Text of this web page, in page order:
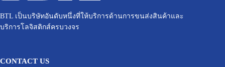
BTL เป็นบริษัทอันดับหนึ่งที่ให้บริการด้านการขนส่งสินค้าและ
บริการโลจิสติกส์ครบวงจร
CONTACT US